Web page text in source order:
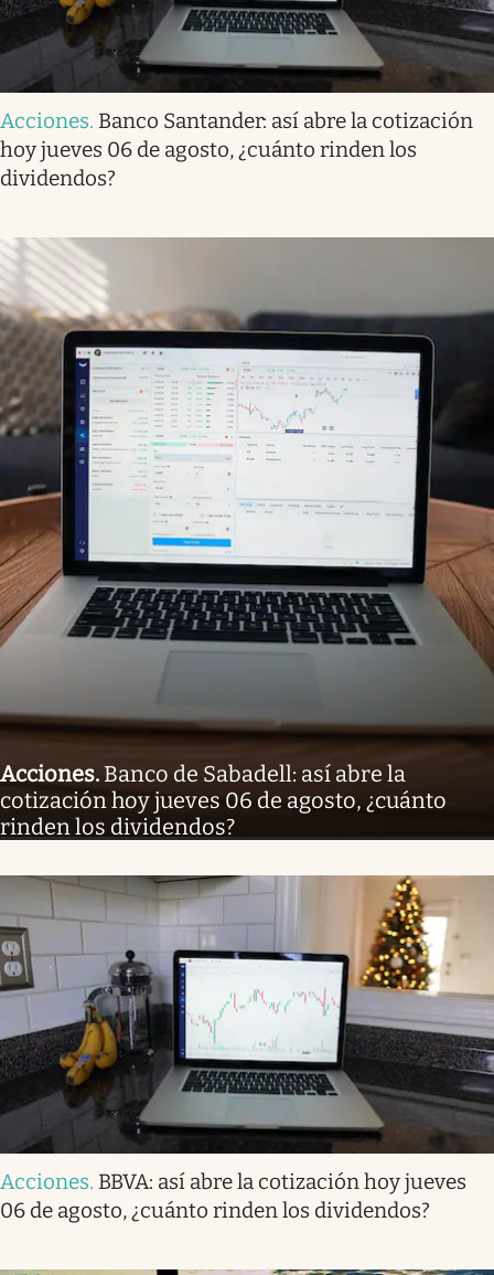
Acciones. Banco Santander: así abre la cotización
hoy jueves 06 de agosto, ¿cuánto rinden los
dividendos?
Acciones. Banco de Sabadell: así abre la
cotización hoy jueves 06 de agosto, ¿cuánto
rinden los dividendos?
Acciones. BBVA: así abre la cotización hoy jueves
06 de agosto, ¿cuánto rinden los dividendos?